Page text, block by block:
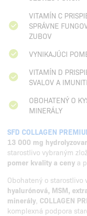
VITAMÍN C
SPRÁVNE
ZUBOV
VYNIKAJÚCI
VITAMÍN D
SVALOV A
OBOHATENÝ O
MINERÁLY
SFD COLLAGEN
13 000 mg
starostlivo vybraným
pomer kvality a ceny a
Obohatený o starostlivo
hyalurónová, MSM,
minerály COLLAGEN
komplexná podpora